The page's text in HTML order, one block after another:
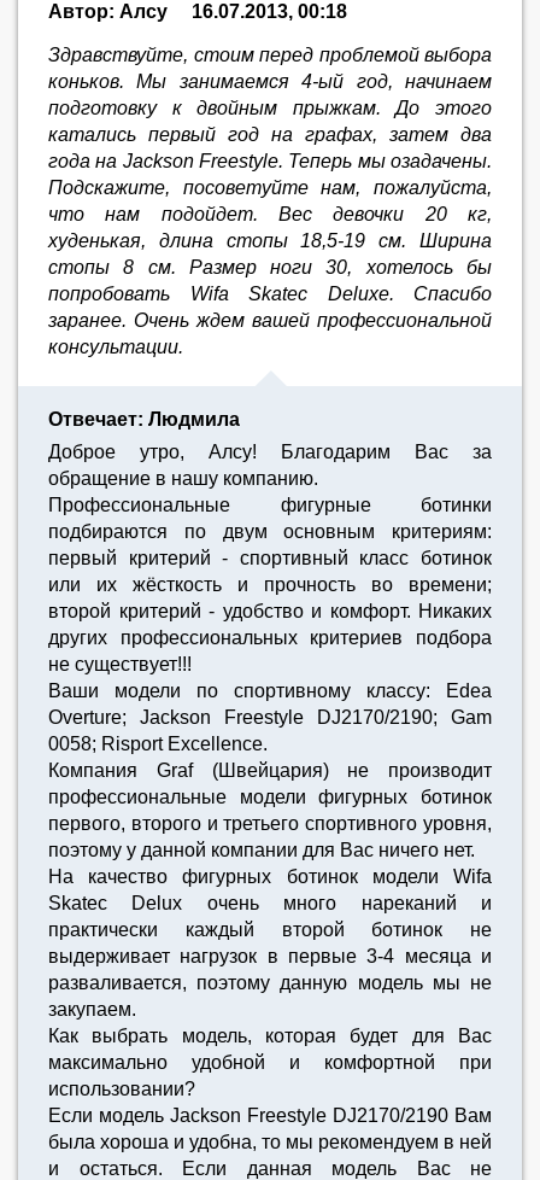
Автор: Алсу
16.07.2013, 00:18
Здравствуйте, стоим перед проблемой выбора
коньков. Мы занимаемся 4-ый год, начинаем
подготовку к двойным прыжкам. До этого
катались первый год на графах, затем два
года на Jackson Freestyle. Теперь мы озадачены.
Подскажите, посоветуйте нам, пожалуйста,
что нам подойдет. Вес девочки 20 кг,
худенькая, длина стопы 18,5-19 см. Ширина
стопы 8 см. Размер ноги 30, хотелось бы
попробовать Wifa Skatec Deluxe. Спасибо
заранее. Очень ждем вашей профессиональной
консультации.
Отвечает: Людмила
Доброе утро, Алсу! Благодарим Вас за
обращение в нашу компанию.
Профессиональные фигурные ботинки
подбираются по двум основным критериям:
первый критерий - спортивный класс ботинок
или их жёсткость и прочность во времени;
второй критерий - удобство и комфорт. Никаких
других профессиональных критериев подбора
не существует!!!
Ваши модели по спортивному классу: Edea
Overture; Jackson Freestyle DJ2170/2190; Gam
0058; Risport Excellence.
Компания Graf (Швейцария) не производит
профессиональные модели фигурных ботинок
первого, второго и третьего спортивного уровня,
поэтому у данной компании для Вас ничего нет.
На качество фигурных ботинок модели Wifa
Skatec Delux очень много нареканий и
практически каждый второй ботинок не
выдерживает нагрузок в первые 3-4 месяца и
разваливается, поэтому данную модель мы не
закупаем.
Как выбрать модель, которая будет для Вас
максимально удобной и комфортной при
использовании?
Если модель Jackson Freestyle DJ2170/2190 Вам
была хороша и удобна, то мы рекомендуем в ней
и остаться. Если данная модель Вас не